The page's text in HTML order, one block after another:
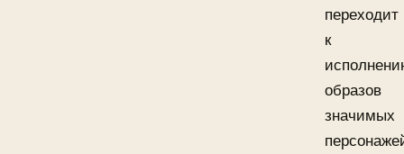
переходит
к
образов
значимых